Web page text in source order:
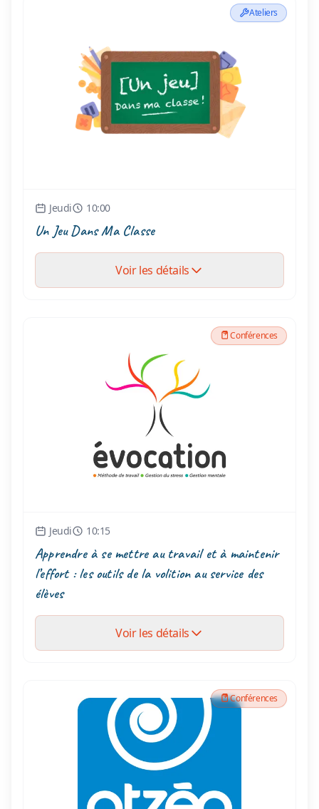
Ateliers
Jeudi 10:00
Un Jeu Dans Ma Classe
Voir les détails
Conférences
Jeudi 10:15
Apprendre à se mettre au travail et à maintenir
l’effort : les outils de la volition au service des
élèves
Voir les détails
Conférences